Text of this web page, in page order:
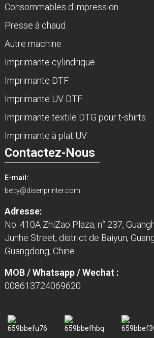
Consommables d'impression
Presse à chaud
Autre machine
Imprimante cylindrique
Imprimante DTF
Imprimante UV DTF
Imprimante textile DTG pour t-shirts
Imprimante à plat UV
Contactez-Nous
E-mail:
betty@disenprinter.com
Adresse:
No. 410A ZhiZao Plaza, n° 237,
Junhe Street, district de Baiyun,
Guangdong, Chine
MOB / Whatsapp / Wechat :
008613724069620